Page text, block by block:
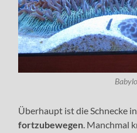
Überhaupt ist die Schnecke
fortzubewegen. Manchmal